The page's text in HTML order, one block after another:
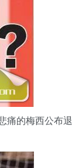
痛的梅西公布退